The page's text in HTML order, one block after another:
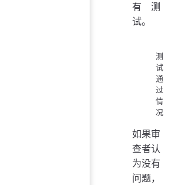
有测
试。
测
试
通
过
情
况
如果审
查者认
为没有
问题，